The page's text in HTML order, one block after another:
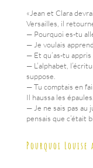
«Jean et Clara
Versailles, il
— Pourquoi es-tu
— Je voulais
— Et qu’as-tu appris
— L’alphabet,
suppose.
— Tu comptais en
Il haussa les épaules.
— Je ne sais pas au
pensais que c’était
Pourquoi Louise